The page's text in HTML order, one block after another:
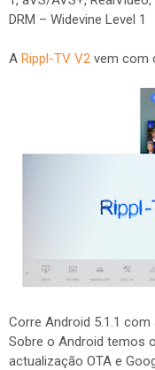
DRM – Widevine Level 1
A Rippl-TV V2 vem com
Corre Android 5.1.1
Sobre o Android temos
actualização OTA e